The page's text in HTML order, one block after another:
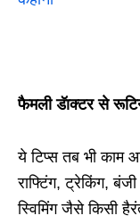
फैमली डॅाक्टर से
ये टिप्स तब भी काम
राफ्टिंग, ट्रेकिंग,
स्विमिंग जैसे किसी